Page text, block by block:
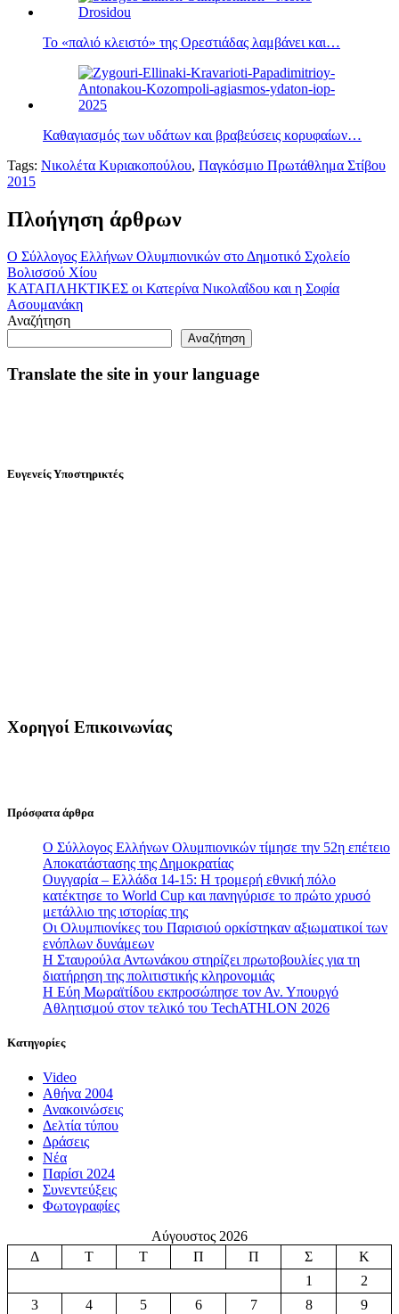
Το «παλιό κλειστό» της Ορεστιάδας λαμβάνει και…
Καθαγιασμός των υδάτων και βραβεύσεις κορυφαίων…
Tags: Νικολέτα Κυριακοπούλου, Παγκόσμιο Πρωτάθλημα Στίβου
2015
Πλοήγηση άρθρων
Ο Σύλλογος Ελλήνων Ολυμπιονικών στο Δημοτικό Σχολείο
Βολισσού Χίου
ΚΑΤΑΠΛΗΚΤΙΚΕΣ οι Κατερίνα Νικολαΐδου και η Σοφία
Ασουμανάκη
Αναζήτηση
Αναζήτηση
Translate the site in your language
Ευγενείς Υποστηρικτές
Χορηγοί Επικοινωνίας
Πρόσφατα άρθρα
Ο Σύλλογος Ελλήνων Ολυμπιονικών τίμησε την 52η επέτειο
Αποκατάστασης της Δημοκρατίας
Ουγγαρία – Ελλάδα 14-15: Η τρομερή εθνική πόλο
κατέκτησε το World Cup και πανηγύρισε το πρώτο χρυσό
μετάλλιο της ιστορίας της
Οι Ολυμπιονίκες του Παρισιού ορκίστηκαν αξιωματικοί των
ενόπλων δυνάμεων
Η Σταυρούλα Αντωνάκου στηρίζει πρωτοβουλίες για τη
διατήρηση της πολιτιστικής κληρονομιάς
Η Εύη Μωραϊτίδου εκπροσώπησε τον Αν. Υπουργό
Αθλητισμού στον τελικό του TechATHLON 2026
Κατηγορίες
Video
Αθήνα 2004
Ανακοινώσεις
Δελτία τύπου
Δράσεις
Νέα
Παρίσι 2024
Συνεντεύξεις
Φωτογραφίες
Αύγουστος 2026
Δ
Τ Τ Π Π Σ
Κ
1
2
3
4 5 6 7 8
9